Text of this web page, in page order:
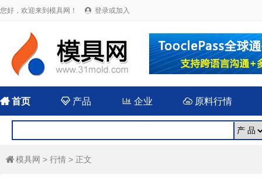
您好，欢迎来到模具网！  登录或加入
首页  产品 企业 原料行情
 模具网 > 行情 > 正文